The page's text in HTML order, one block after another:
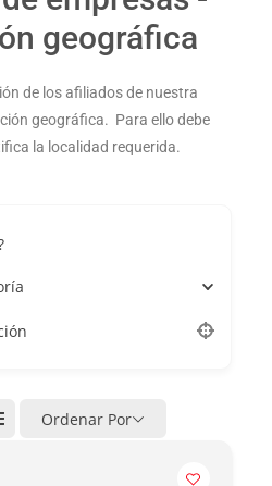
geográfica
de los afiliados de nuestra
geográfica. Para ello debe
la localidad requerida.
Ordenar Por